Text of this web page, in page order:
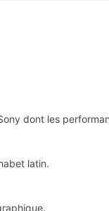
dont les
latin.